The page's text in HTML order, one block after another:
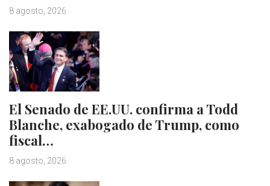
8 agosto, 2026
El Senado de EE.UU. confirma a Todd
Blanche, exabogado de Trump, como
fiscal…
8 agosto, 2026